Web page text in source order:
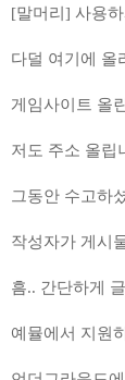
[말머리] 사용
다덜 여기에 올
게임사이트 올
저도 주소 올립
그동안 수고하
작성자가 게시
흠.. 간단하게
예뮬에서 지원